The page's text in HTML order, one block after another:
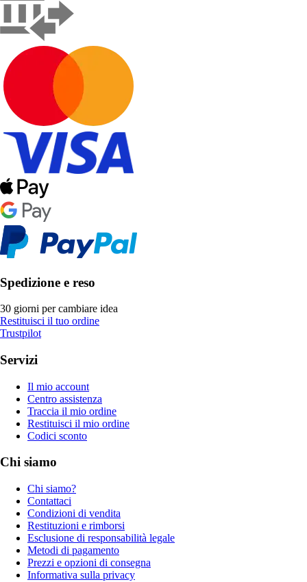
Spedizione e reso
30 giorni per cambiare idea
Restituisci il tuo ordine
Trustpilot
Servizi
Il mio account
Centro assistenza
Traccia il mio ordine
Restituisci il mio ordine
Codici sconto
Chi siamo
Chi siamo?
Contattaci
Condizioni di vendita
Restituzioni e rimborsi
Esclusione di responsabilità legale
Metodi di pagamento
Prezzi e opzioni di consegna
Informativa sulla privacy